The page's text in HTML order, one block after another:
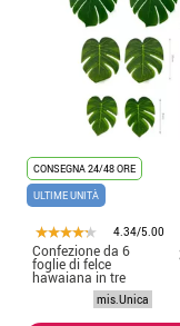
CONSEGNA 24/48 ORE
ULTIME UNITÀ
4.34/5.00
Confezione da 6
foglie di felce
hawaiana in tre
dimensionimis.Unica